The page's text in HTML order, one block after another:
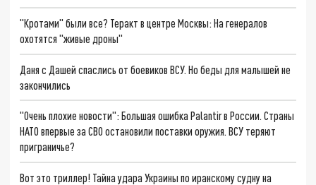
"Кротами" были все? Теракт в центре Москвы: На генералов
охотятся "живые дроны"
Даня с Дашей спаслись от боевиков ВСУ. Но беды для малышей не
закончились
"Очень плохие новости": Большая ошибка Palantir в России. Страны
НАТО впервые за СВО остановили поставки оружия. ВСУ теряют
приграничье?
Вот это триллер! Тайна удара Украины по иранскому судну на